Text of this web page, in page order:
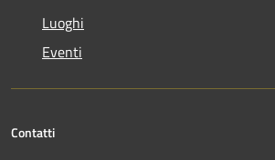
Luoghi
Eventi
Contatti